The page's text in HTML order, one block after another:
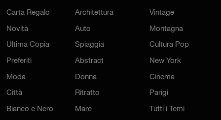
Carta Regalo
Novità
Ultima Copia
Preferiti
Moda
Città
Bianco e Nero
Architettura
Auto
Spiaggia
Abstract
Donna
Ritratto
Mare
Vintage
Montagna
Cultura Pop
New York
Cinema
Parigi
Tutti i Temi